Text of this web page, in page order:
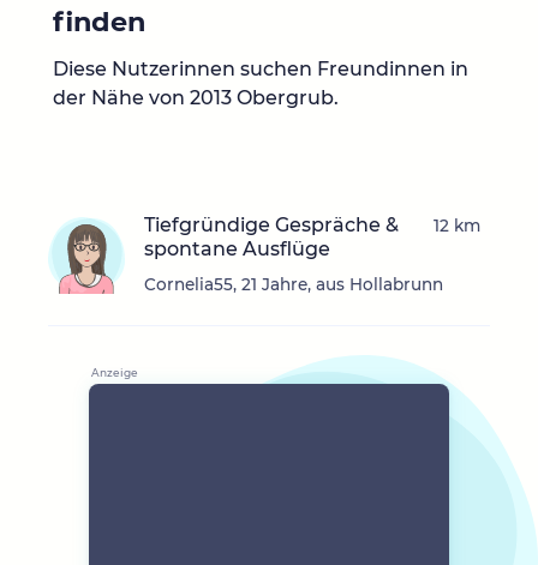
finden
Diese Nutzerinnen suchen Freundinnen in
der Nähe von 2013 Obergrub.
Tiefgründige Gespräche &
spontane Ausflüge
Cornelia55, 21 Jahre, aus Hollabrunn
12 km